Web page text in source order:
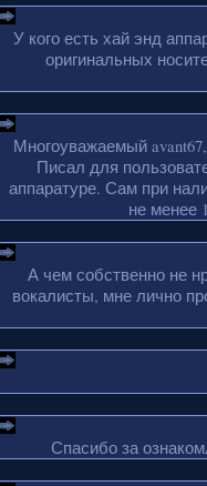
У кого есть хай энд
оригинальных
Многоуважаемый
Писал для
аппаратуре. Сам при
не менее
А чем собственно не
вокалисты, мне лично
Спасибо за